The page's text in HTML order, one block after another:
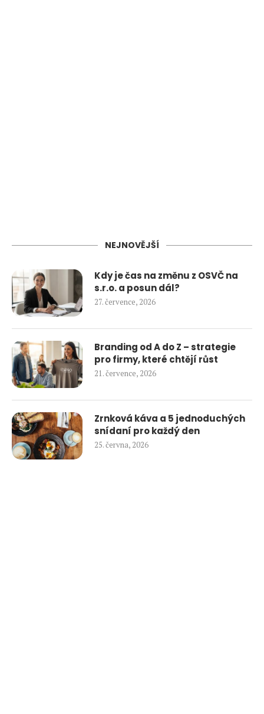
NEJNOVĚJŠÍ
Kdy je čas na změnu z OSVČ na
s.r.o. a posun dál?
27. července, 2026
Branding od A do Z – strategie
pro firmy, které chtějí růst
21. července, 2026
Zrnková káva a 5 jednoduchých
snídaní pro každý den
25. června, 2026